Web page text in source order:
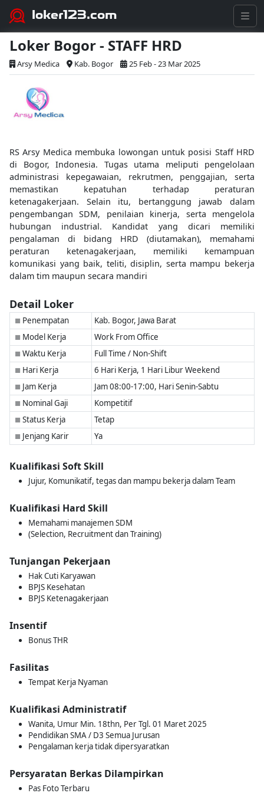
loker123.com
Loker Bogor - STAFF HRD
Arsy Medica Kab. Bogor 25 Feb - 23 Mar 2025
RS Arsy Medica membuka lowongan untuk posisi Staff HRD
di Bogor, Indonesia. Tugas utama meliputi pengelolaan
administrasi kepegawaian, rekrutmen, penggajian, serta
memastikan kepatuhan terhadap peraturan
ketenagakerjaan. Selain itu, bertanggung jawab dalam
pengembangan SDM, penilaian kinerja, serta mengelola
hubungan industrial. Kandidat yang dicari memiliki
pengalaman di bidang HRD (diutamakan), memahami
peraturan ketenagakerjaan, memiliki kemampuan
komunikasi yang baik, teliti, disiplin, serta mampu bekerja
dalam tim maupun secara mandiri
Detail Loker
■ Penempatan Kab. Bogor, Jawa Barat
■ Model Kerja Work From Office
■ Waktu Kerja Full Time / Non-Shift
■ Hari Kerja 6 Hari Kerja, 1 Hari Libur Weekend
■ Jam Kerja Jam 08:00-17:00, Hari Senin-Sabtu
■ Nominal Gaji Kompetitif
■ Status Kerja Tetap
■ Jenjang Karir Ya
Kualifikasi Soft Skill
Jujur, Komunikatif, tegas dan mampu bekerja dalam Team
Kualifikasi Hard Skill
Memahami manajemen SDM
(Selection, Recruitment dan Training)
Tunjangan Pekerjaan
Hak Cuti Karyawan
BPJS Kesehatan
BPJS Ketenagakerjaan
Insentif
Bonus THR
Fasilitas
Tempat Kerja Nyaman
Kualifikasi Administratif
Wanita, Umur Min. 18thn, Per Tgl. 01 Maret 2025
Pendidikan SMA / D3 Semua Jurusan
Pengalaman kerja tidak dipersyaratkan
Persyaratan Berkas Dilampirkan
Pas Foto Terbaru